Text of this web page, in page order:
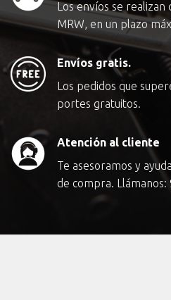
Los envíos se realizan
MRW, en un plazo
Envíos gratis.
Los pedidos que
portes gratuitos.
Atención al cliente
Te asesoramos y
de compra. Llámanos: